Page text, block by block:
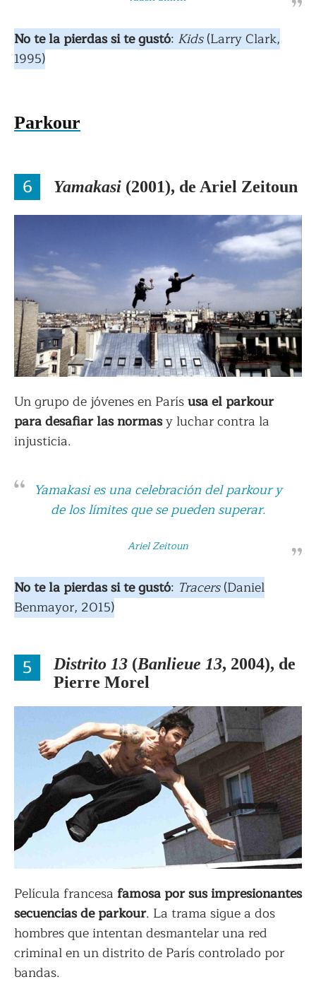
No te la pierdas si te gustó: Kids(Larry Clark,
1995)
Parkour
6 Yamakasi (2001), de Ariel Zeitoun
Un grupo de jóvenes en Parísusa el parkour
para desafiar las normasy luchar contra la
injusticia.
Yamakasi es una celebración del parkour y
de los límites que se pueden superar.
Ariel Zeitoun
No te la pierdas si te gustó: Tracers(Daniel
Benmayor, 2015)
5 Distrito 13 (Banlieue 13, 2004), de
Pierre Morel
Película francesa famosa por sus impresionantes
secuencias de parkour. La trama sigue a dos
hombres que intentan desmantelar una red
criminal en un distrito de París controlado por
bandas.